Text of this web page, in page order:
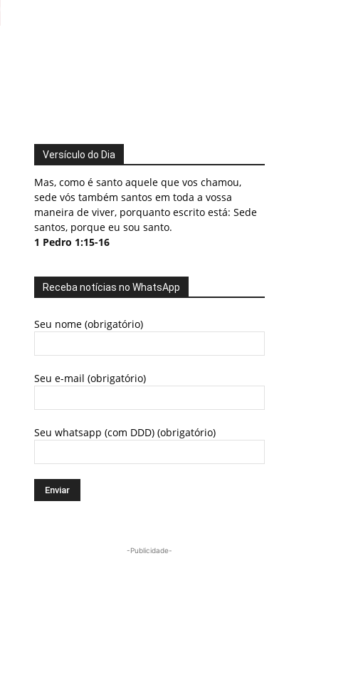
Versículo do Dia
Mas, como é santo aquele que vos chamou,
sede vós também santos em toda a vossa
maneira de viver, porquanto escrito está: Sede
santos, porque eu sou santo.
1 Pedro 1:15-16
Receba notícias no WhatsApp
Seu nome (obrigatório)
Seu e-mail (obrigatório)
Seu whatsapp (com DDD) (obrigatório)
-Publicidade-